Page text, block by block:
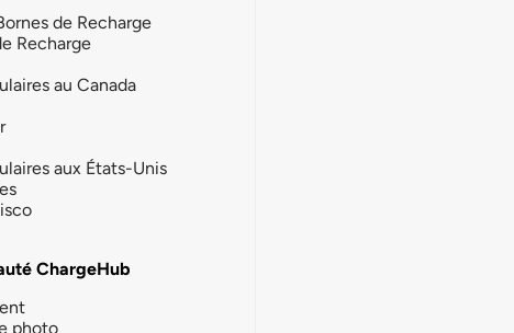
de Recharge
Recharge
au Canada
aux États-Unis
ChargeHub
photo